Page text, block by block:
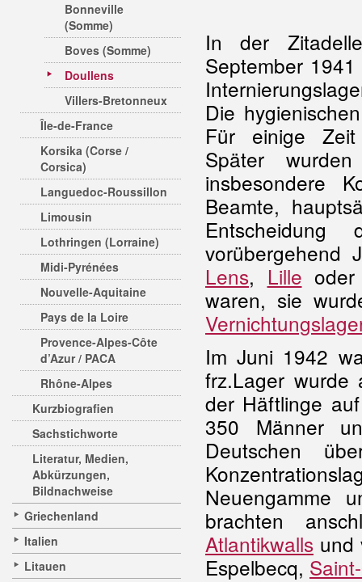
Bonneville
(Somme)
Boves (Somme)
Doullens
Villers-Bretonneux
Île-de-France
Korsika (Corse /
Corsica)
Languedoc-Roussillon
Limousin
Lothringen (Lorraine)
Midi-Pyrénées
Nouvelle-Aquitaine
Pays de la Loire
Provence-Alpes-Côte
d’Azur / PACA
Rhône-Alpes
Kurzbiografien
Sachstichworte
Literatur, Medien,
Abkürzungen,
Bildnachweise
Griechenland
Italien
Litauen
In der
September
Die
Für einige Zeit
Später
insbesondere
Beamte,
vorübergehend
Lens, Lille
waren, sie
Im Juni 1942
frz.Lager wurde
der Häftlinge
350 Männer
Deutschen
Neuengamme
brachten
Atlantikwalls und
Espelbecq,